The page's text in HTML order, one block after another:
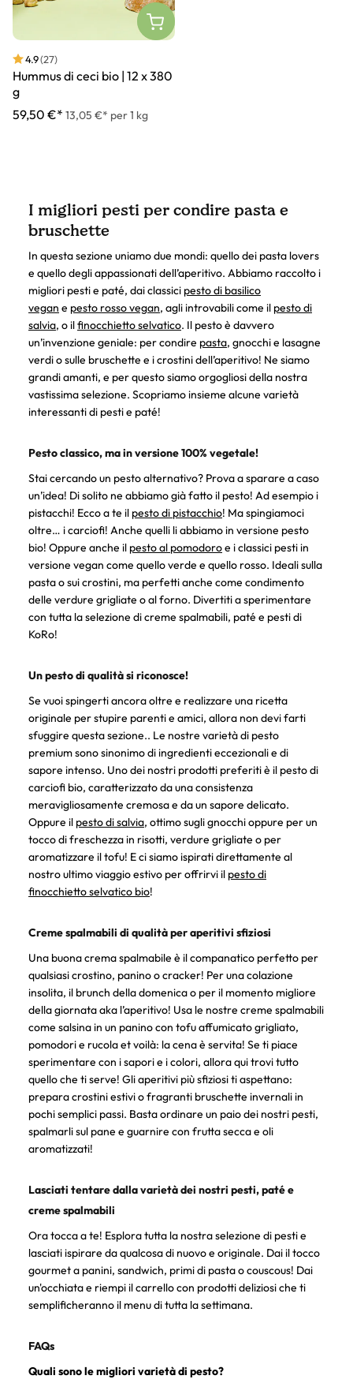
4.9(27)
Hummus di ceci bio | 12 x 380
g
59,50 €* 13,05 €* per 1 kg
I migliori pesti per condire pasta e
bruschette
In questa sezione uniamo due mondi: quello dei pasta lovers
e quello degli appassionati dell’aperitivo. Abbiamo raccolto i
migliori pesti e paté, dai classici pesto di basilico
vegan e pesto rosso vegan, agli introvabili come il pesto di
salvia, o ilfinocchietto selvatico. Il pesto è davvero
un’invenzione geniale: per condire pasta, gnocchi e lasagne
verdi o sulle bruschette e i crostini dell’aperitivo! Ne siamo
grandi amanti, e per questo siamo orgogliosi della nostra
vastissima selezione. Scopriamo insieme alcune varietà
interessanti di pesti e paté!
Pesto classico, ma in versione 100% vegetale!
Stai cercando un pesto alternativo? Prova a sparare a caso
un’idea! Di solito ne abbiamo già fatto il pesto! Ad esempio i
pistacchi! Ecco a te il pesto di pistacchio! Ma spingiamoci
oltre… i carciofi! Anche quelli li abbiamo in versione pesto
bio! Oppure anche il pesto al pomodoroe i classici pesti in
versione vegan come quello verde e quello rosso. Ideali sulla
pasta o sui crostini, ma perfetti anche come condimento
delle verdure grigliate o al forno. Divertiti a sperimentare
con tutta la selezione di creme spalmabili, paté e pesti di
KoRo!
Un pesto di qualità si riconosce!
Se vuoi spingerti ancora oltre e realizzare una ricetta
originale per stupire parenti e amici, allora non devi farti
sfuggire questa sezione.. Le nostre varietà di pesto
premium sono sinonimo di ingredienti eccezionali e di
sapore intenso. Uno dei nostri prodotti preferiti è il pesto di
carciofi bio, caratterizzato da una consistenza
meravigliosamente cremosa e da un sapore delicato.
Oppure il pesto di salvia, ottimo sugli gnocchi oppure per un
tocco di freschezza in risotti, verdure grigliate o per
aromatizzare il tofu! E ci siamo ispirati direttamente al
nostro ultimo viaggio estivo per offrirvi il pesto di
finocchietto selvatico bio!
Creme spalmabili di qualità per aperitivi sfiziosi
Una buona crema spalmabile è il companatico perfetto per
qualsiasi crostino, panino o cracker! Per una colazione
insolita, il brunch della domenica o per il momento migliore
della giornata aka l’aperitivo! Usa le nostre creme spalmabili
come salsina in un panino con tofu affumicato grigliato,
pomodori e rucola et voilà: la cena è servita! Se ti piace
sperimentare con i sapori e i colori, allora qui trovi tutto
quello che ti serve! Gli aperitivi più sfiziosi ti aspettano:
prepara crostini estivi o fragranti bruschette invernali in
pochi semplici passi. Basta ordinare un paio dei nostri pesti,
spalmarli sul pane e guarnire con frutta secca e oli
aromatizzati!
Lasciati tentare dalla varietà dei nostri pesti, paté e
creme spalmabili
Ora tocca a te! Esplora tutta la nostra selezione di pesti e
lasciati ispirare da qualcosa di nuovo e originale. Dai il tocco
gourmet a panini, sandwich, primi di pasta o couscous! Dai
un'occhiata e riempi il carrello con prodotti deliziosi che ti
semplificheranno il menu di tutta la settimana.
FAQs
Quali sono le migliori varietà di pesto?